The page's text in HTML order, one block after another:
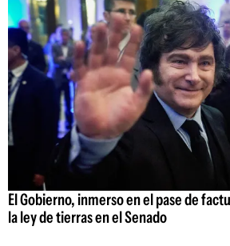
El Gobierno, inmerso en el pase de
la ley de tierras en el Senado